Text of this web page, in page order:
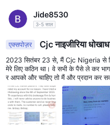
Jide8530
3-5 साल
एक्सपोज़र Cjc नाइजीरिया
2023 सितंबर 23 से, मैं Cjc Nigeria से
मेरे लिए कठिन था। वे सभी के पैसे ले कर
र आपको और चाहिए तो मैं और प्रदान कर